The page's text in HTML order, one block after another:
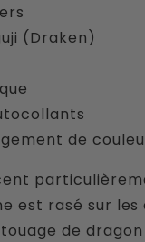
(Draken)
de
est rasé sur les
de dragon